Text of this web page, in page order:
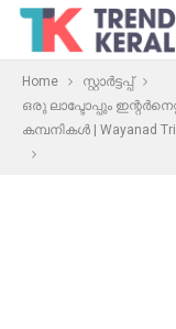
Home
സ്റ്റാർട്ടപ്പ്
ഒരു ലാപ്ടോപ്പും
കമ്പനികൾ | Wayanad